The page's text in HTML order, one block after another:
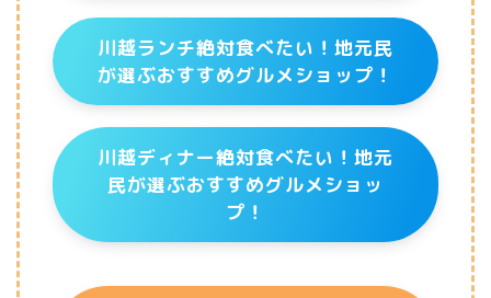
川越ランチ絶対食べたい！地元民
が選ぶおすすめグルメショップ！
川越ディナー絶対食べたい！地元
民が選ぶおすすめグルメショッ
プ！